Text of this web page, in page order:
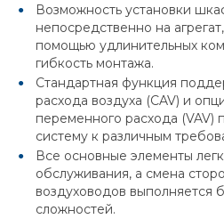
Возможность установки
непосредственно на
помощью удлинительных
гибкость монтажа.
Стандартная функция
расхода воздуха (CAV) и
переменного расхода (VAV)
систему к различным
Все основные элементы
обслуживания, а смена
воздуховодов выполняется
сложностей.